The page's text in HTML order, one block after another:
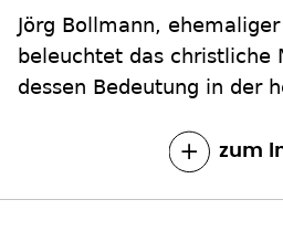
Jörg Bollmann,
beleuchtet das christliche
dessen Bedeutung in der
zum